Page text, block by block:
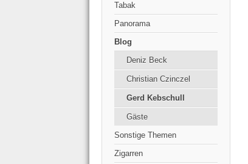
Tabak
Panorama
Blog
Deniz Beck
Christian Czinczel
Gerd Kebschull
Gäste
Sonstige Themen
Zigarren